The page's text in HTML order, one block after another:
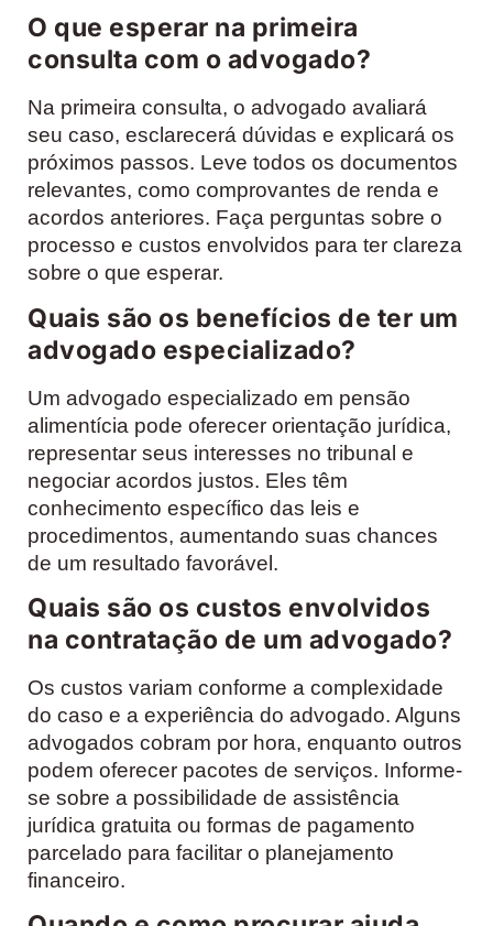
O que esperar na primeira
consulta com o advogado?
Na primeira consulta, o advogado avaliará
seu caso, esclarecerá dúvidas e explicará os
próximos passos. Leve todos os documentos
relevantes, como comprovantes de renda e
acordos anteriores. Faça perguntas sobre o
processo e custos envolvidos para ter clareza
sobre o que esperar.
Quais são os benefícios de ter um
advogado especializado?
Um advogado especializado em pensão
alimentícia pode oferecer orientação jurídica,
representar seus interesses no tribunal e
negociar acordos justos. Eles têm
conhecimento específico das leis e
procedimentos, aumentando suas chances
de um resultado favorável.
Quais são os custos envolvidos
na contratação de um advogado?
Os custos variam conforme a complexidade
do caso e a experiência do advogado. Alguns
advogados cobram por hora, enquanto outros
podem oferecer pacotes de serviços. Informe-
se sobre a possibilidade de assistência
jurídica gratuita ou formas de pagamento
parcelado para facilitar o planejamento
financeiro.